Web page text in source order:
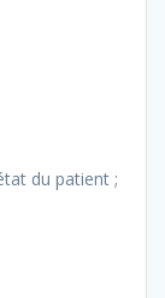
du patient ;